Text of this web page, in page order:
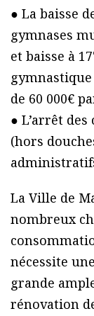
● La baisse
gymnases
et baisse à
de 60 000€
● L’arrêt
(hors
La Ville de
nombreux
nécessite
grande
rénovation